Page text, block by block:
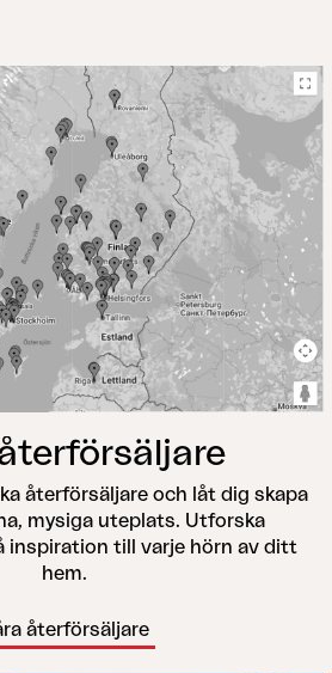
återförsäljare och låt dig skapa
mysiga uteplats. Utforska
inspiration till varje hörn av ditt
hem.
återförsäljare